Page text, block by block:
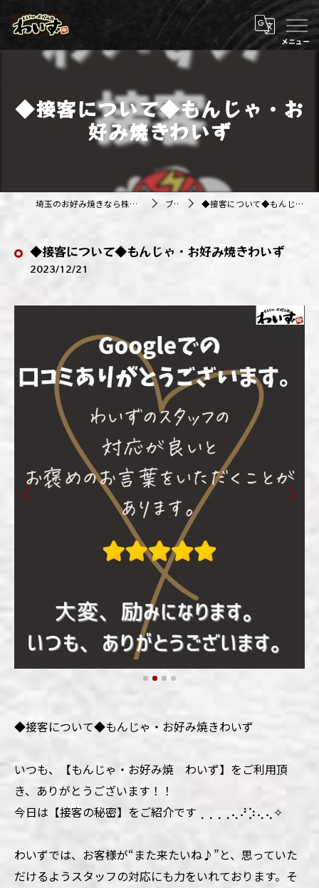
◆接客について◆もんじゃ・お
好み焼きわいず
埼玉のお好み焼きなら株式会社アジルカンパニー ブログ ◆接客について◆もんじゃ・お好み焼きわいず
◆接客について◆もんじゃ・お好み焼きわいず
2023/12/21
◆接客について◆もんじゃ・お好み焼きわいず
いつも、【もんじゃ・お好み焼 わいず】をご利用頂
き、ありがとうございます！！
今日は【接客の秘密】をご紹介です⢀⢀⢀⢀⢄⠜⡱⢄⢄✧
わいずでは、お客様が“また来たいね♪”と、思っていた
だけるようスタッフの対応にも力をいれております。そ